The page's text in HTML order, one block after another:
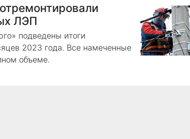
ЛЭП
подведены итоги
2023 года. Все намеченные
объеме.